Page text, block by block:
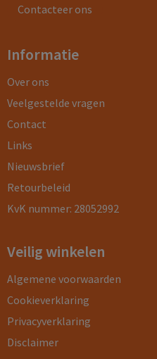
Contacteer ons
Informatie
Over ons
Veelgestelde vragen
Contact
Links
Nieuwsbrief
Retourbeleid
KvK nummer: 28052992
Veilig winkelen
Algemene voorwaarden
Cookieverklaring
Privacyverklaring
Disclaimer